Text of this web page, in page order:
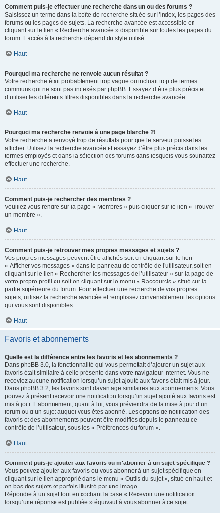
Comment puis-je effectuer une recherche dans un ou des forums ?
Saisissez un terme dans la boîte de recherche située sur l’index, les pages des
forums ou les pages de sujets. La recherche avancée est accessible en
cliquant sur le lien « Recherche avancée » disponible sur toutes les pages du
forum. L’accès à la recherche dépend du style utilisé.
Haut
Pourquoi ma recherche ne renvoie aucun résultat ?
Votre recherche était probablement trop vague ou incluait trop de termes
communs qui ne sont pas indexés par phpBB. Essayez d’être plus précis et
d’utiliser les différents filtres disponibles dans la recherche avancée.
Haut
Pourquoi ma recherche renvoie à une page blanche ?!
Votre recherche a renvoyé trop de résultats pour que le serveur puisse les
afficher. Utilisez la recherche avancée et essayez d’être plus précis dans les
termes employés et dans la sélection des forums dans lesquels vous souhaitez
effectuer une recherche.
Haut
Comment puis-je rechercher des membres ?
Veuillez vous rendre sur la page « Membres » puis cliquer sur le lien « Trouver
un membre ».
Haut
Comment puis-je retrouver mes propres messages et sujets ?
Vos propres messages peuvent être affichés soit en cliquant sur le lien
« Afficher vos messages » dans le panneau de contrôle de l’utilisateur, soit en
cliquant sur le lien « Rechercher les messages de l’utilisateur » sur la page de
votre propre profil ou soit en cliquant sur le menu « Raccourcis » situé sur la
partie supérieure du forum. Pour effectuer une recherche de vos propres
sujets, utilisez la recherche avancée et remplissez convenablement les options
qui vous sont disponibles.
Haut
Favoris et abonnements
Quelle est la différence entre les favoris et les abonnements ?
Dans phpBB 3.0, la fonctionnalité qui vous permettait d’ajouter un sujet aux
favoris était similaire à celle présente dans votre navigateur internet. Vous ne
receviez aucune notification lorsqu’un sujet ajouté aux favoris était mis à jour.
Dans phpBB 3.2, les favoris sont davantage similaires aux abonnements. Vous
pouvez à présent recevoir une notification lorsqu’un sujet ajouté aux favoris est
mis à jour. L’abonnement, quant à lui, vous préviendra de la mise à jour d’un
forum ou d’un sujet auquel vous êtes abonné. Les options de notification des
favoris et des abonnements peuvent être modifiés depuis le panneau de
contrôle de l’utilisateur, sous les « Préférences du forum ».
Haut
Comment puis-je ajouter aux favoris ou m’abonner à un sujet spécifique ?
Vous pouvez ajouter aux favoris ou vous abonner à un sujet spécifique en
cliquant sur le lien approprié dans le menu « Outils du sujet », situé en haut et
en bas des sujets et parfois illustré par une image.
Répondre à un sujet tout en cochant la case « Recevoir une notification
lorsqu’une réponse est publiée » équivaut à vous abonner à ce sujet.